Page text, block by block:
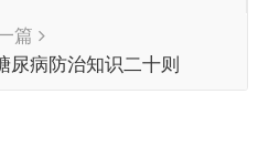
篇
尿病防治知识二十则